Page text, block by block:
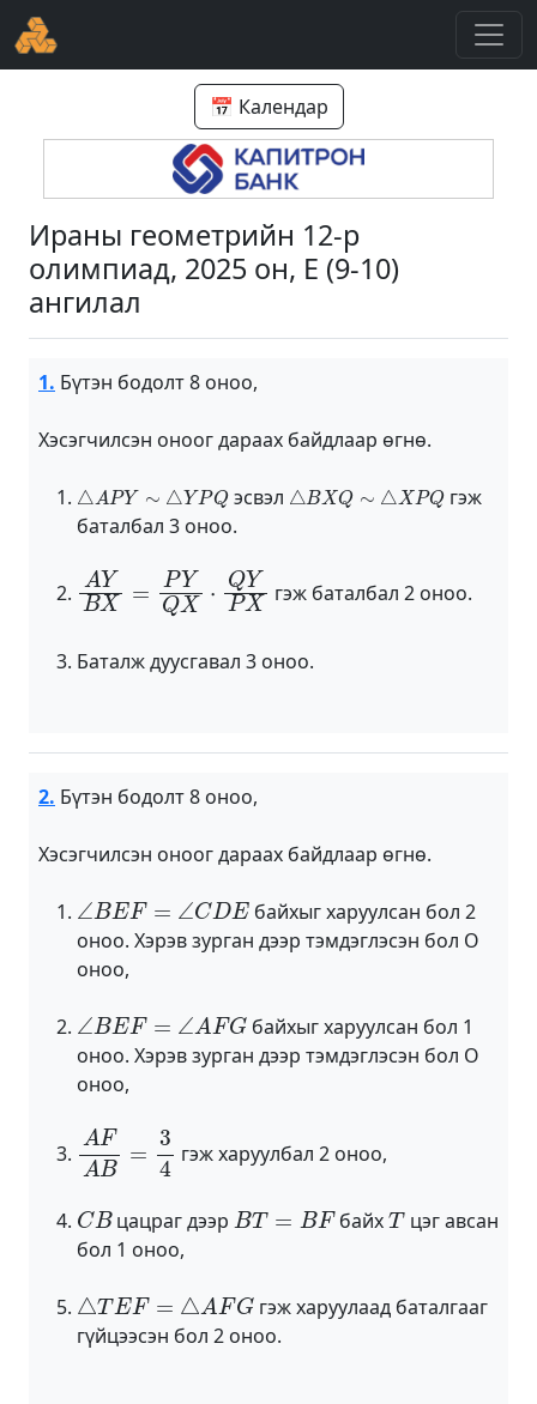
📅 Календар
Ираны геометрийн 12-р
олимпиад, 2025 он, E (9-10)
ангилал
1. Бүтэн бодолт 8 оноо,
Хэсэгчилсэн оноог дараах байдлаар өгнө.
эсвэл
гэж
баталбал 3 оноо.
AYB YQX YPX
гэж баталбал 2 оноо.
Баталж дуусгавал 3 оноо.
2. Бүтэн бодолт 8 оноо,
Хэсэгчилсэн оноог дараах байдлаар өгнө.
∠BEF= DE
байхыг харуулсан бол 2
оноо. Хэрэв зурган дээр тэмдэглэсэн бол О
оноо,
∠BEF= F G
байхыг харуулсан бол 1
оноо. Хэрэв зурган дээр тэмдэглэсэн бол О
оноо,
AFA 4
гэж харуулбал 2 оноо,
CB
цацраг дээр
BT F
байх
цэг авсан
бол 1 оноо,
△ EF= AF G
гэж харуулаад баталгааг
гүйцээсэн бол 2 оноо.